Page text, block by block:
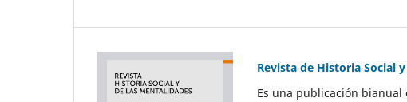
Revista de Historia Social
Es una publicación